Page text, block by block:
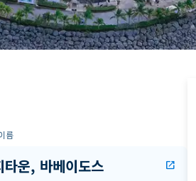
름
타운, 바베이도스 open_in_new